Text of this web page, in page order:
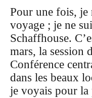
Pour une fois, je
voyage ; je ne
Schaffhouse.
mars, la session
Conférence
dans les beaux
je voyais pour